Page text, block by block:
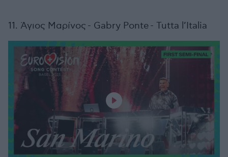
11. Άγιος Μαρίνος - Gabry Ponte - Tutta l’Italia